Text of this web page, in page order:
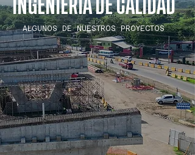
INGENIERÍA DE CALIDAD
ALGUNOS DE NUESTROS PROYECTOS